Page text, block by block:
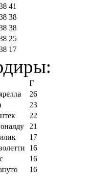
41
38
38
25
17
Г
26
23
22
21
17
16
16
16